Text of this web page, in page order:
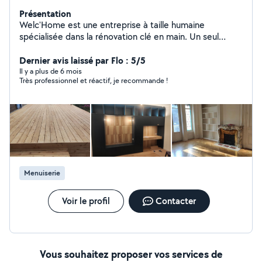
Présentation
Welc'Home est une entreprise à taille humaine
spécialisée dans la rénovation clé en main. Un seul
L'exigence, la qualité et le service sont des valeurs que
l'entreprise tient à coeur. Avec une expérience de plus
de 10 ans dans le métier, Welc'Home apporte une vision
respect des règles de l'art et du cahier des charges.
Dernier avis laissé par Flo : 5/5
Il y a plus de 6 mois
Très professionnel et réactif, je recommande !
Menuiserie
Voir le profil Contacter
Vous souhaitez proposer vos services de